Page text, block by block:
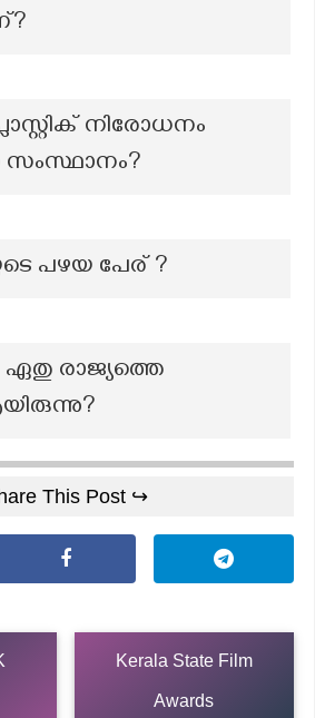
നിരോധനം
സംസ്ഥാനം?
പഴയ പേര് ?
ഏതു രാജ്യത്തെ
This Post ↪
Kerala State Film
Awards